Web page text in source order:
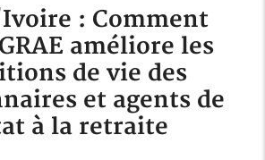
: Comment
améliore les
de vie des
et agents de
à la retraite